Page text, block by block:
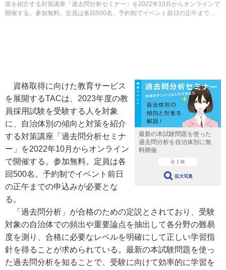
策を紹介する対策講座「過去問分析セミナー」を2022年10月からオンラインで
開催する。参加無料。定員は各回500名。予約制でイベント前日の正午までの
最新の本試験問題を使った
過去問分析を自治体別に無
料開催
全 1 枚
拡大写真
資格取得に向けた教育サービス
を展開するTACは、2023年度の教
員採用試験を受験する人を対象
に、自治体別の傾向と対策を紹介
する対策講座「過去問分析セミナ
ー」を2022年10月からオンライン
で開催する。参加無料。定員は各
回500名。予約制でイベント前日
の正午までの申込みが必要とな
る。
「過去問分析」が合格のための定説とされており、受験
対象の自治体での頻出や重要論点を抽出して各分野の難易
度を測り、合格に必要なレベルを明確にして正しい学習指
針を得ることが求められている。最新の本試験問題を使っ
た過去問分析を知ることで、受験に向けて効率的に学習を